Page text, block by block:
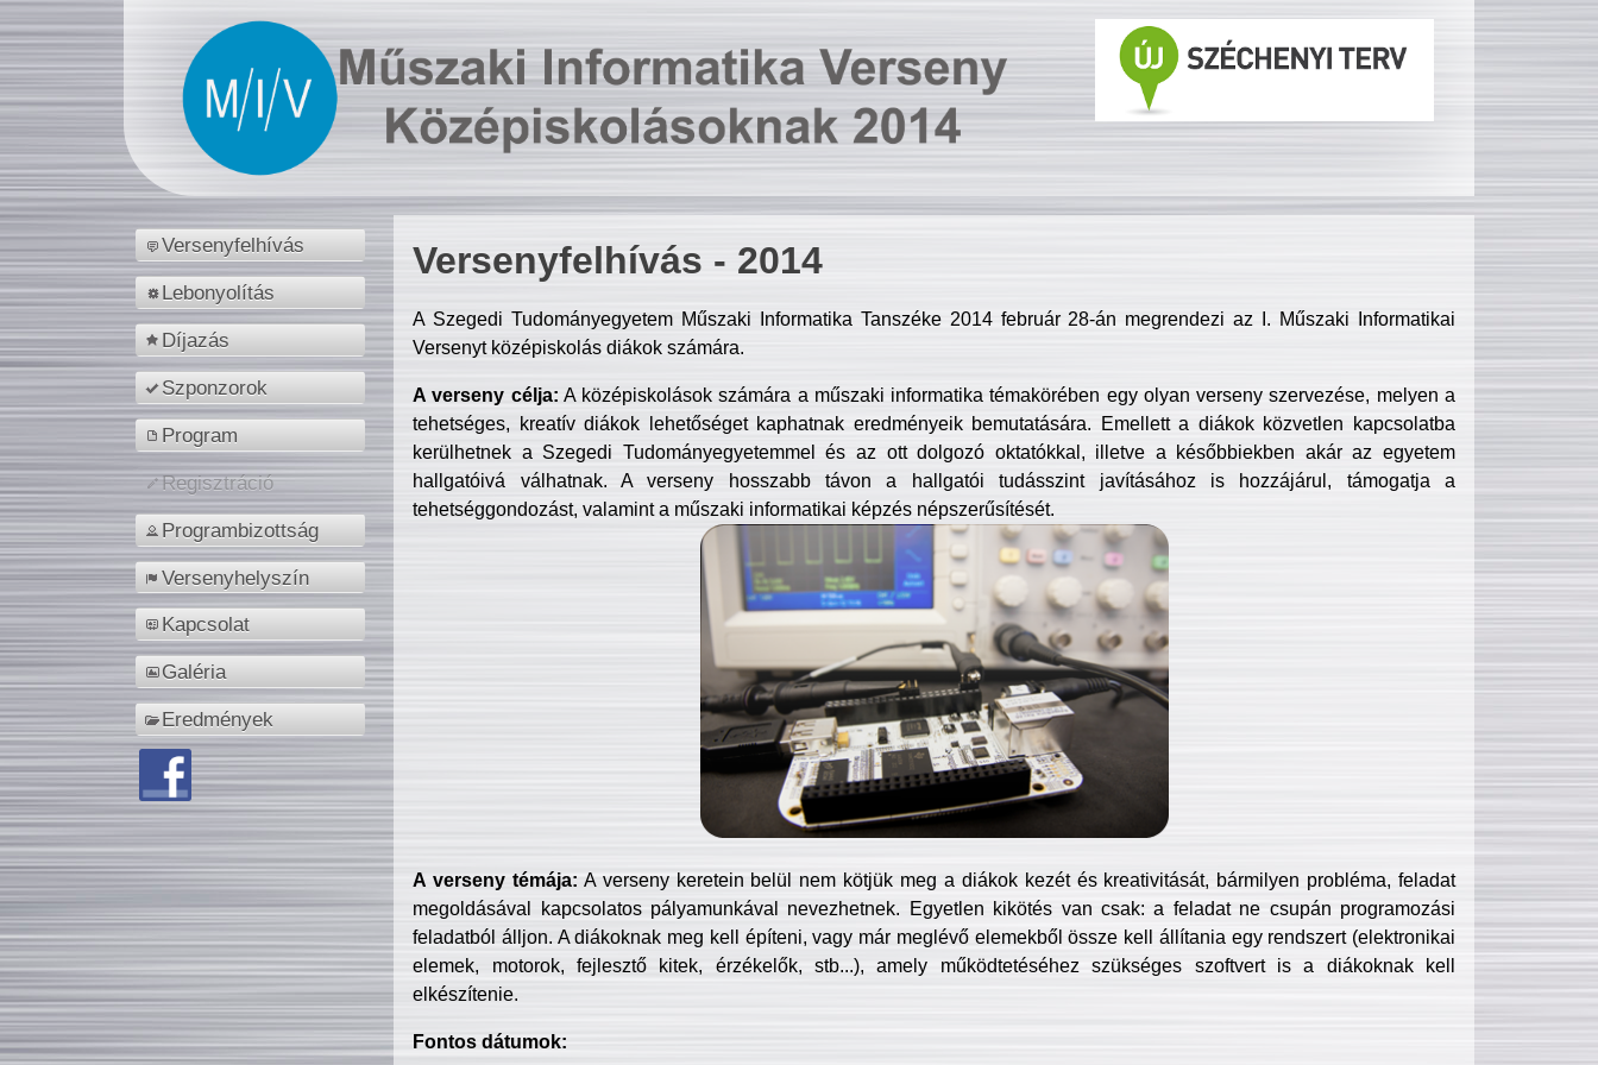
Versenyfelhívás
Lebonyolítás
Díjazás
Szponzorok
Program
Regisztráció
Programbizottság
Versenyhelyszín
Kapcsolat
Galéria
Eredmények
Versenyfelhívás - 2014
A Szegedi Tudományegyetem Műszaki Informatika Tanszéke 2014 február 28-án megrendezi az I. Műszaki Informatikai
Versenyt középiskolás diákok számára.
A verseny célja: A középiskolások számára a műszaki informatika témakörében egy olyan verseny szervezése, melyen a
tehetséges, kreatív diákok lehetőséget kaphatnak eredményeik bemutatására. Emellett a diákok közvetlen kapcsolatba
kerülhetnek a Szegedi Tudományegyetemmel és az ott dolgozó oktatókkal, illetve a későbbiekben akár az egyetem
hallgatóivá válhatnak. A verseny hosszabb távon a hallgatói tudásszint javításához is hozzájárul, támogatja a
tehetséggondozást, valamint a műszaki informatikai képzés népszerűsítését.
A verseny témája: A verseny keretein belül nem kötjük meg a diákok kezét és kreativitását, bármilyen probléma, feladat
megoldásával kapcsolatos pályamunkával nevezhetnek. Egyetlen kikötés van csak: a feladat ne csupán programozási
feladatból álljon. A diákoknak meg kell építeni, vagy már meglévő elemekből össze kell állítania egy rendszert (elektronikai
elemek, motorok, fejlesztő kitek, érzékelők, stb...), amely működtetéséhez szükséges szoftvert is a diákoknak kell
elkészítenie.
Fontos dátumok: